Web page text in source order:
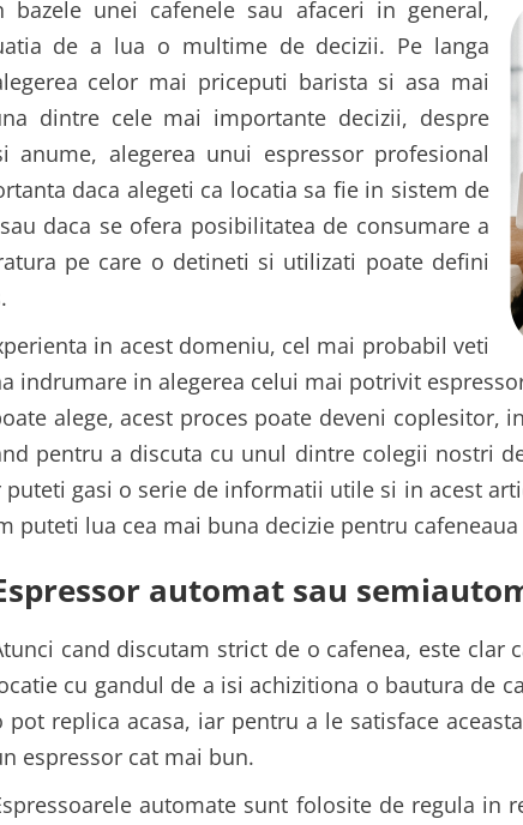
bazele unei cafenele sau afaceri in general,
de a lua o multime de decizii. Pe langa
celor mai priceputi barista si asa mai
dintre cele mai importante decizii, despre
anume, alegerea unui espressor profesional
daca alegeti ca locatia sa fie in sistem de
daca se ofera posibilitatea de consumare a
pe care o detineti si utilizati poate defini
in acest domeniu, cel mai probabil veti
indrumare in alegerea celui mai potrivit
alege, acest proces poate deveni coplesitor,
pentru a discuta cu unul dintre colegii nostri
puteti gasi o serie de informatii utile si in acest
puteti lua cea mai buna decizie pentru cafeneaua
automat sau
cand discutam strict de o cafenea, este clar
cu gandul de a isi achizitiona o bautura de
pot replica acasa, iar pentru a le satisface
espressor cat mai bun.
automate sunt folosite de regula in